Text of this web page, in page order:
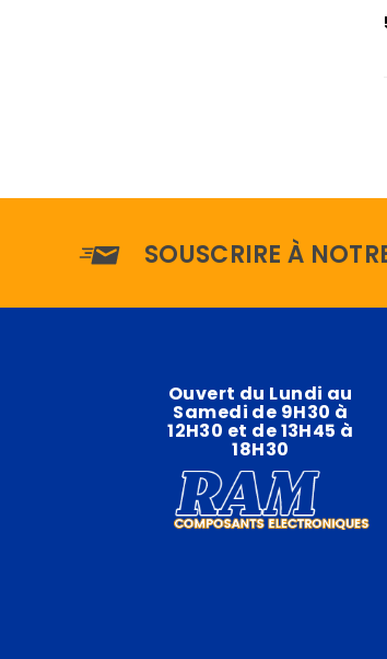
SOUSCRIRE À
Ouvert du Lundi au
Samedi de 9H30 à
12H30 et de 13H45 à
18H30